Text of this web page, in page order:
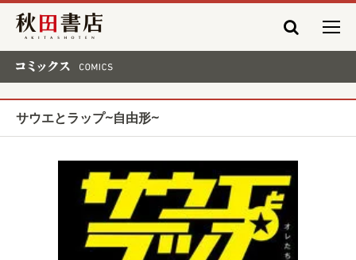
秋田書店
サウエとラップ~自由形~